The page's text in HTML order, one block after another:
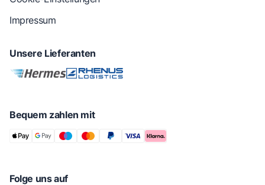
Impressum
Unsere Lieferanten
Bequem zahlen mit
Folge uns auf